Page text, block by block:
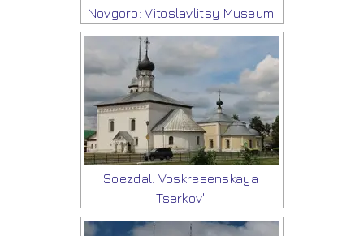
Novgoro: Vitoslavlitsy Museum
Soezdal: Voskresenskaya
Tserkov'